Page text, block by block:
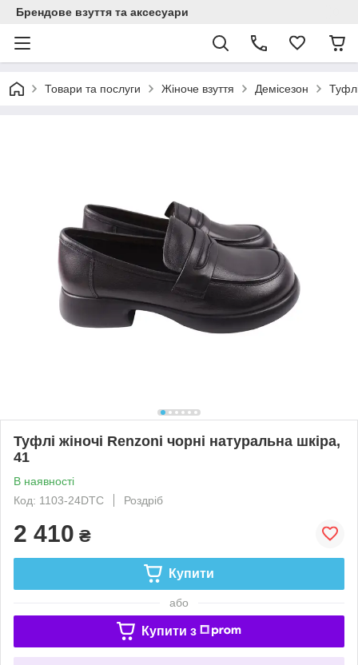
Брендове взуття та аксесуари
Товари та послуги Жіноче взуття Демісезон
Туфлі жіночі Renzoni чорні натуральна шкіра,
41
В наявності
Код: 1103-24DTC
Роздріб
2 410 ₴
Купити
або
Купити з